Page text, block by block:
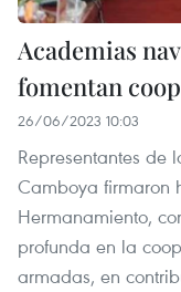
Academias
fomentan
26/06/2023 10:03
Representantes de
Camboya firmaron
Hermanamiento,
profunda en la
armadas, en